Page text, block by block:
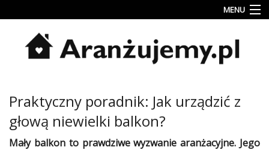
MENU
Inspiracje
wnętrz
Jesienne
Praktyczny poradnik: Jak urządzić z
głową niewielki balkon?
Mały balkonto prawdziwe wyzwanie aranżacyjne. Jego